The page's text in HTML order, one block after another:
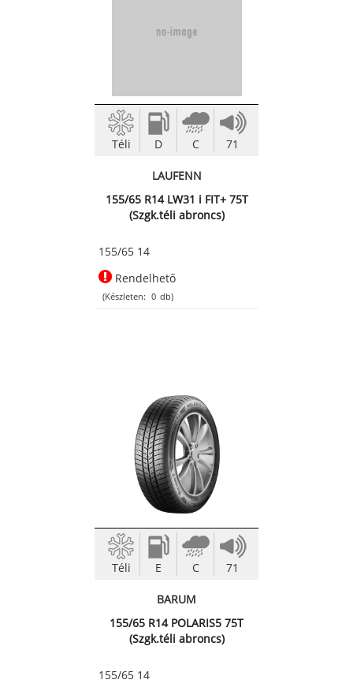
Téli D C 71
LAUFENN
155/65 R14 LW31 i FIT+ 75T
(Szgk.téli abroncs)
155/65 14
Rendelhető
(Készleten: 0 db)
Téli E C 71
BARUM
155/65 R14 POLARIS5 75T
(Szgk.téli abroncs)
155/65 14